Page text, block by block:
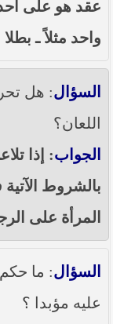
عقد هو على
واحد مثلاً ـ
السؤال: هل
اللعان؟
الجواب: إذا
بالشروط
المرأة على
السؤال: ما
عليه مؤبدا ؟